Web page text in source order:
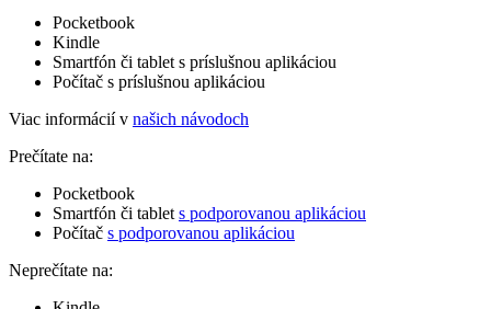
Pocketbook
Kindle
Smartfón či tablet s príslušnou aplikáciou
Počítač s príslušnou aplikáciou
Viac informácií v našich návodoch
Prečítate na:
Pocketbook
Smartfón či tablet s podporovanou aplikáciou
Počítač s podporovanou aplikáciou
Neprečítate na: